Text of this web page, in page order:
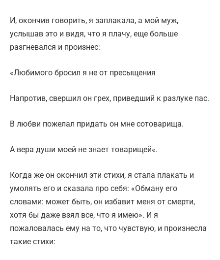
И, окончив говорить, я заплакала, а мой муж,
услышав это и видя, что я плачу, еще больше
разгневался и произнес:
«Любимого бросил я не от пресыщения
Напротив, свершил он грех, приведший к разлуке пас.
В любви пожелал придать он мне сотоварища.
А вера души моей не знает товарищей«.
Когда же он окончил эти стихи, я стала плакать и
умолять его и сказала про себя: «Обману его
словами: может быть, он избавит меня от смерти,
хотя бы даже взял все, что я имею». И я
пожаловалась ему на то, что чувствую, и произнесла
такие стихи: